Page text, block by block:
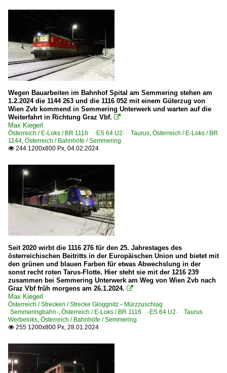
BR 1142
BR 1144
Elektrotriebzüge
BR 4020 · 6020
BR 4023 ·Talent 3-teilig·
BR 4042.01-02 · B4VS 6546 · BBÖ ET 11-12
BR 4744 ·Desiro ML·
Galerien
Experimente - Anders gesehen
9 | Infrastruktur- und Dienstgüterwagen
Museumsbahnen und Museen
Club 1018 - Erhaltung und Betreuung nostalgischer
Personenwagen | Steuerwagen
RailJet -Steuerwagen 80-90
Regional- und Fernverkehr
R Regionalverkehrszüge
RJ RailJet-Züge
Strecken
Strecke Gloggnitz – Mürzzuschlag ·Semmeringbahn·
Wegen Bauarbeiten im Bahnhof Spital am Semmering stehen am
1.2.2024 die 1144 263 und die 1116 052 mit einem Güterzug von
Wien Zvb kommend in Semmering Unterwerk und warten auf die
Weiterfahrt in Richtung Graz Vbf. 
Max Kiegerl
Österreich / E-Loks / BR 1116 ·ES 64 U2· Taurus, Österreich / E-Loks / BR
1144, Österreich / Bahnhöfe / Semmering
 244 1200x800 Px, 04.02.2024
Seit 2020 wirbt die 1116 276 für den 25. Jahrestages des
österreichischen Beitritts in der Europäischen Union und bietet mit
den grünen und blauen Farben für etwas Abwechslung in der
sonst recht roten Tarus-Flotte. Hier steht sie mit der 1216 239
zusammen bei Semmering Unterwerk am Weg von Wien Zvb nach
Graz Vbf früh morgens am 26.1.2024. 
Max Kiegerl
Österreich / Strecken / Strecke Gloggnitz – Mürzzuschlag
·Semmeringbahn·, Österreich / E-Loks / BR 1116 ·ES 64 U2· Taurus
Werbeloks, Österreich / Bahnhöfe / Semmering
 255 1200x800 Px, 28.01.2024